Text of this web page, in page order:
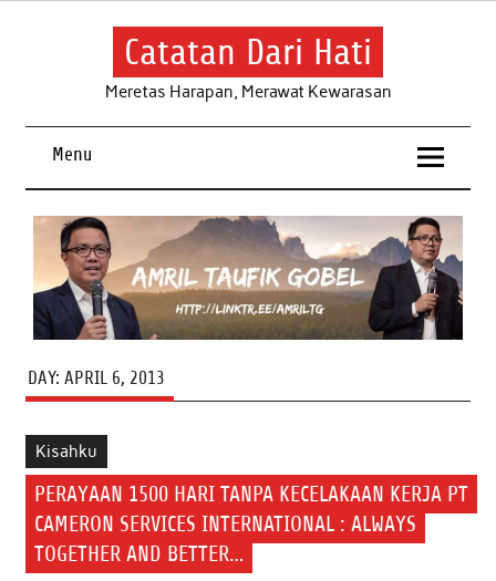
Skip
Catatan Dari Hati
Meretas Harapan, Merawat Kewarasan
Menu
DAY: APRIL 6, 2013
Kisahku
PERAYAAN 1500 HARI TANPA KECELAKAAN KERJA PT
CAMERON SERVICES INTERNATIONAL : ALWAYS
TOGETHER AND BETTER…